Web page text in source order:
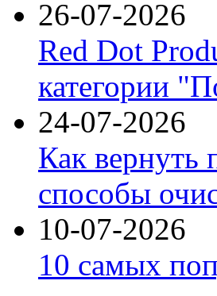
26-07-2026
Red Dot
категории
24-07-2026
Как вернуть
способы
10-07-2026
10 самых